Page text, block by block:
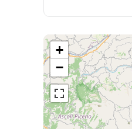
+
−